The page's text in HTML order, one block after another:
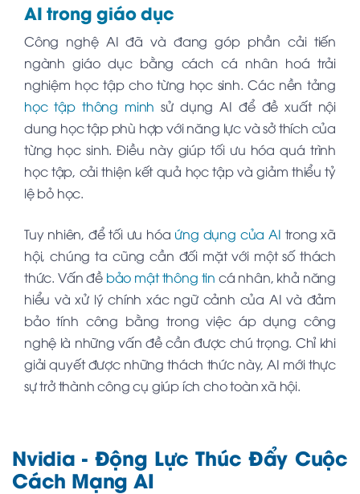
AI trong giáo dục
Công nghệ AI đã và đang góp phần cải tiến
ngành giáo dục bằng cách cá nhân hoá trải
nghiệm học tập cho từng học sinh. Các nền tảng
học tập thông minh sử dụng AI để đề xuất nội
dung học tập phù hợp với năng lực và sở thích của
từng học sinh. Điều này giúp tối ưu hóa quá trình
học tập, cải thiện kết quả học tập và giảm thiểu tỷ
lệ bỏ học.
Tuy nhiên, để tối ưu hóa ứng dụng của AI trong xã
hội, chúng ta cũng cần đối mặt với một số thách
thức. Vấn đề bảo mật thông tin cá nhân, khả năng
hiểu và xử lý chính xác ngữ cảnh của AI và đảm
bảo tính công bằng trong việc áp dụng công
nghệ là những vấn đề cần được chú trọng. Chỉ khi
giải quyết được những thách thức này, AI mới thực
sự trở thành công cụ giúp ích cho toàn xã hội.
Nvidia - Động Lực Thúc Đẩy Cuộc
Cách Mạng AI